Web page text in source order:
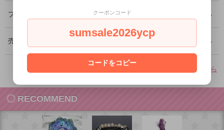
プレゼントとして利用できますか？
売り切れ商品の再入荷はありますか？
その他のよくあるご質問はこちら
RECOMMEND
クーポンコード
sumsale2026ycp
コードをコピー